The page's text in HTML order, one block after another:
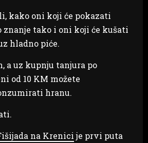
kako oni koji će pokazati
tako i oni koji će kušati
hladno piće.
a uz kupnju tanjura po
od 10 KM možete
hranu.
na Krenicije prvi puta